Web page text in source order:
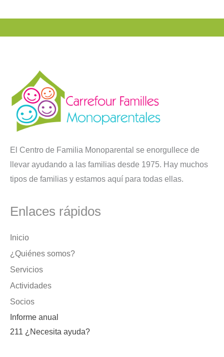
El Centro de Familia Monoparental se enorgullece de
llevar ayudando a las familias desde 1975. Hay muchos
tipos de familias y estamos aquí para todas ellas.
Enlaces rápidos
Inicio
¿Quiénes somos?
Servicios
Actividades
Socios
Informe anual
211 ¿Necesita ayuda?